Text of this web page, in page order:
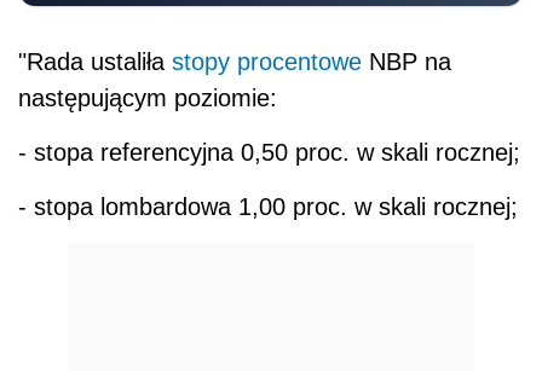
"Rada ustaliła stopy procentowe NBP na
następującym poziomie:
- stopa referencyjna 0,50 proc. w skali rocznej;
- stopa lombardowa 1,00 proc. w skali rocznej;